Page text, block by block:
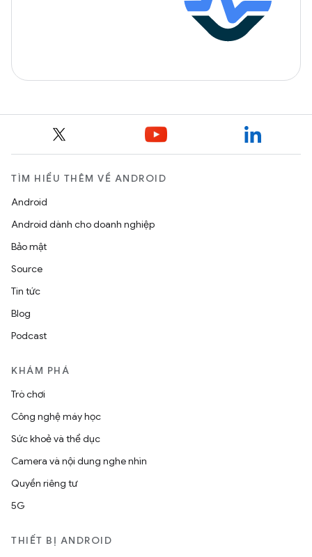
TÌM HIỂU THÊM VỀ ANDROID
Android
Android dành cho doanh nghiệp
Bảo mật
Source
Tin tức
Blog
Podcast
KHÁM PHÁ
Trò chơi
Công nghệ máy học
Sức khoẻ và thể dục
Camera và nội dung nghe nhìn
Quyền riêng tư
5G
THIẾT BỊ ANDROID